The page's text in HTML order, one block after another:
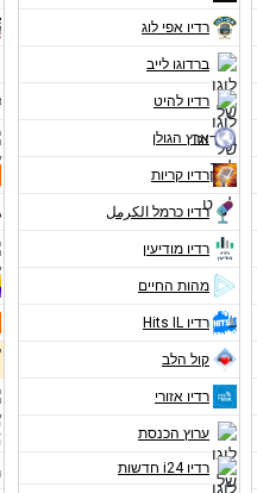
רדיו אפי לוג
ברדוגו לייב
רדיו להיט
ארץ הגולן
רדיו קריות
רדיו כרמל الكرمل
רדיו מודיעין
מהות החיים
רדיו Hits IL
קול הלב
רדיו אזורי
ערוץ הכנסת
רדיו i24 חדשות